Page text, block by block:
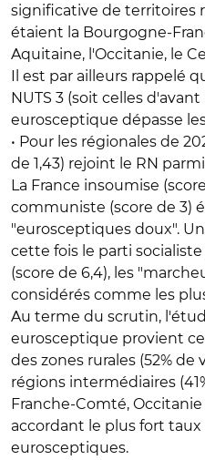
significative de territoires
étaient la Bourgogne-
Aquitaine, l'Occitanie, le
Il est par ailleurs rappelé
NUTS 3 (soit celles
eurosceptique dépasse
• Pour les régionales de
de 1,43) rejoint le RN
La France insoumise
communiste (score de 3)
"eurosceptiques doux".
cette fois le parti socialiste
(score de 6,4), les
considérés comme les
Au terme du scrutin,
eurosceptique provient
des zones rurales (52%
régions intermédiaires
Franche-Comté,
accordant le plus fort
eurosceptiques.